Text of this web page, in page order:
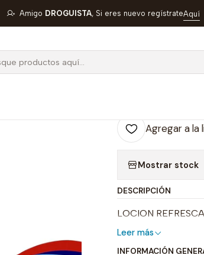
Amigo DROGUISTA, Si eres nuevo regístrateAquí
CON ACEITE DE CANNABIS x 120 ML-
LOCION
Agregar a la
Mostrar stock
DESCRIPCIÓN
LOCION
Leer más
INFORMACIÓN